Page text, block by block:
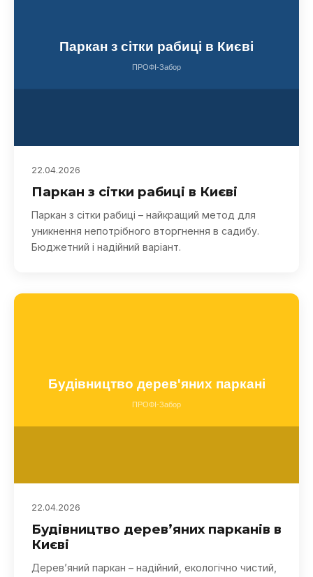
22.04.2026
Паркан з сітки рабиці в Києві
Паркан з сітки рабиці – найкращий метод для
уникнення непотрібного вторгнення в садибу.
Бюджетний і надійний варіант.
22.04.2026
Будівництво дерев’яних парканів в
Києві
Дерев’яний паркан – надійний, екологічно чистий,